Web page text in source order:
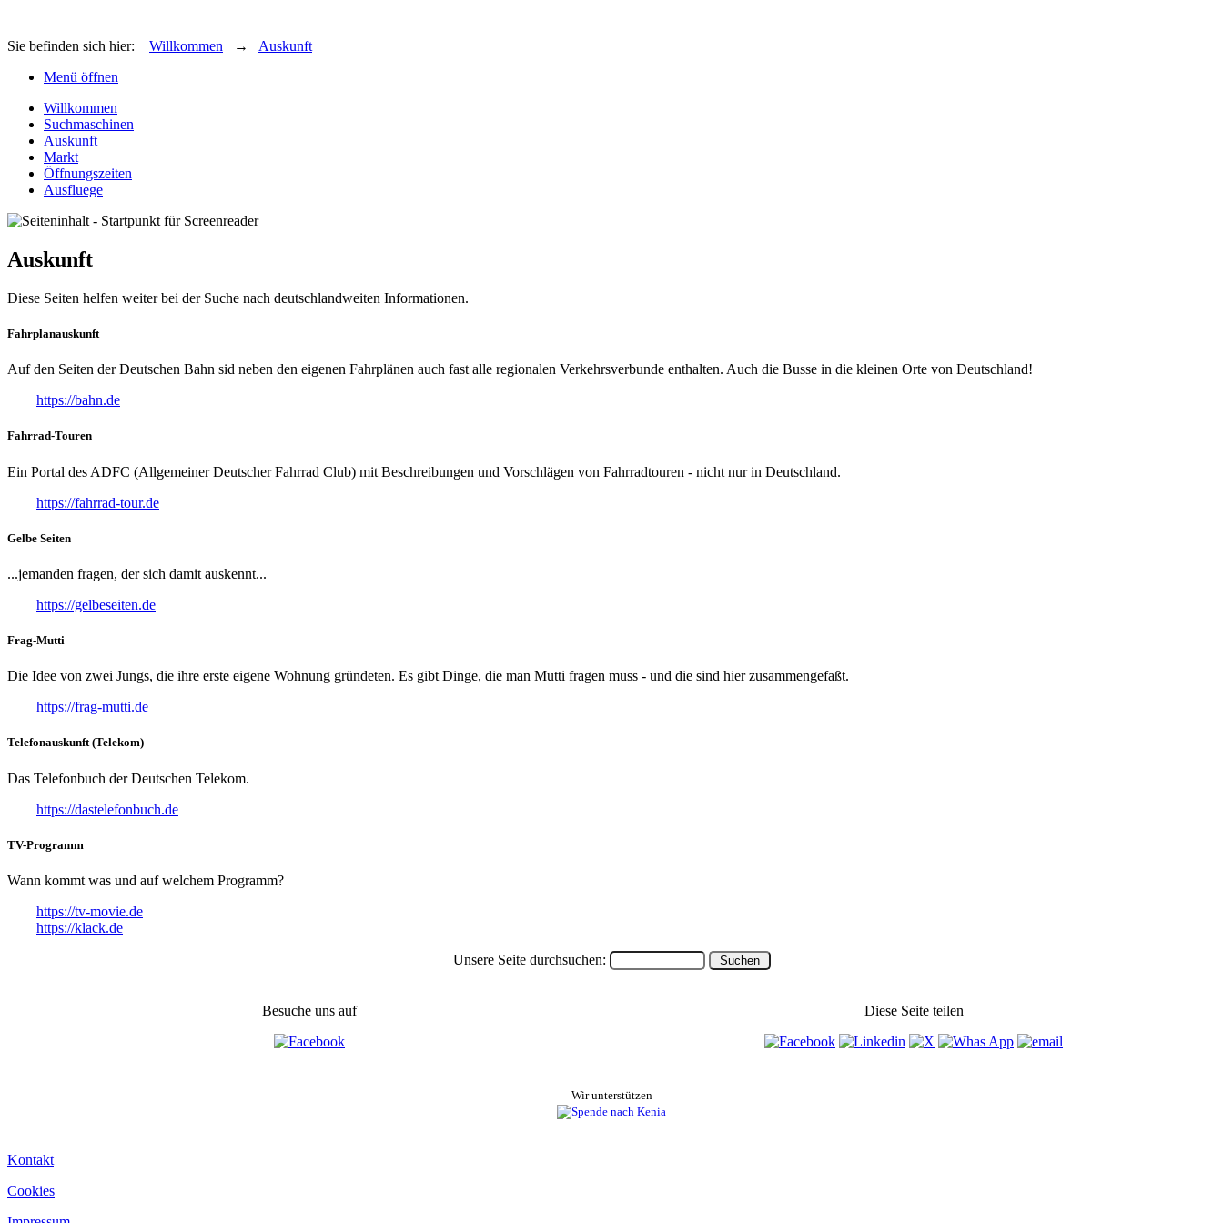
Sie befinden sich hier: Willkommen → Auskunft
Menü öffnen
Willkommen
Suchmaschinen
Auskunft
Markt
Öffnungszeiten
Ausfluege
Auskunft
Diese Seiten helfen weiter bei der Suche nach deutschlandweiten Informationen.
Fahrplanauskunft
Auf den Seiten der Deutschen Bahn sid neben den eigenen Fahrplänen auch fast alle regionalen Verkehrsverbunde enthalten. Auch die Busse in die kleinen Orte von Deutschland!
https://bahn.de
Fahrrad-Touren
Ein Portal des ADFC (Allgemeiner Deutscher Fahrrad Club) mit Beschreibungen und Vorschlägen von Fahrradtouren - nicht nur in Deutschland.
https://fahrrad-tour.de
Gelbe Seiten
...jemanden fragen, der sich damit auskennt...
https://gelbeseiten.de
Frag-Mutti
Die Idee von zwei Jungs, die ihre erste eigene Wohnung gründeten. Es gibt Dinge, die man Mutti fragen muss - und die sind hier zusammengefaßt.
https://frag-mutti.de
Telefonauskunft (Telekom)
Das Telefonbuch der Deutschen Telekom.
https://dastelefonbuch.de
TV-Programm
Wann kommt was und auf welchem Programm?
https://tv-movie.de
https://klack.de
Unsere Seite durchsuchen:
Besuche uns auf Diese Seite teilen
Wir unterstützen
Kontakt
Cookies